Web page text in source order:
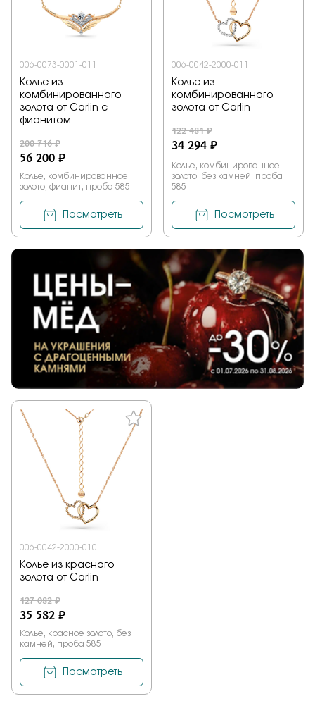
006-0073-0001-011
Колье из
комбинированного
золота от Carlin с
фианитом
200 716 ₽
56 200 ₽
Колье, комбинированное
золото, фианит, проба 585
Посмотреть
006-0042-2000-011
Колье из
комбинированного
золота от Carlin
122 481 ₽
34 294 ₽
Колье, комбинированное
золото, без камней, проба
585
Посмотреть
006-0042-2000-010
Колье из красного
золота от Carlin
127 082 ₽
35 582 ₽
Колье, красное золото, без
камней, проба 585
Посмотреть
Заказать
Подтверждаю, что я ознакомлен и согласен с условиями
политики конфиденциальности
Отправить